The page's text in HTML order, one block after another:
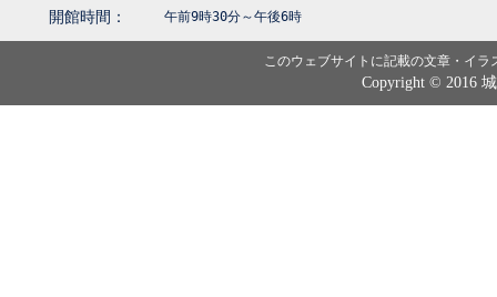
開館時間： 午前9時30分～午後6時
このウェブサイトに記載の文章・イ
Copyright © 2016